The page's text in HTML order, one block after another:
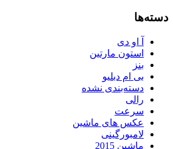
دسته‌ها
آ او دی
استون مارتین
بنز
بی ام دبلیو
دسته‌بندی نشده
رالی
سرعت
عکس های ماشین
لامبورگینی
ماشین 2015